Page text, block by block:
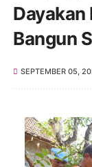
Dayakan
Bangun
SEPTEMBER 05,